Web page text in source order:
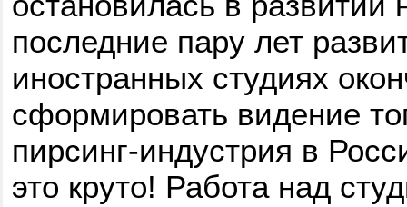
последние пару лет
иностранных студиях
сформировать видение
пирсинг-индустрия в
это круто! Работа над